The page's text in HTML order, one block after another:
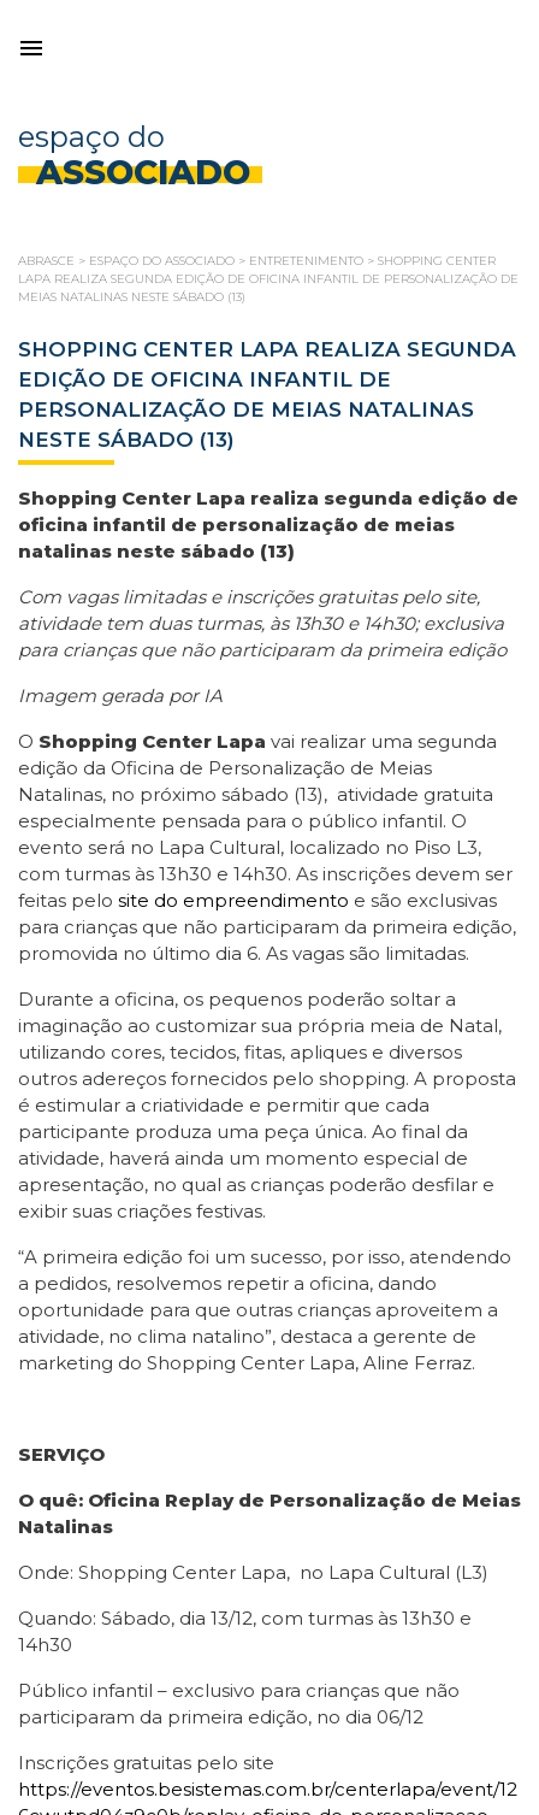
espaço do
ASSOCIADO
ABRASCE > ESPAÇO DO ASSOCIADO > ENTRETENIMENTO > SHOPPING CENTER
LAPA REALIZA SEGUNDA EDIÇÃO DE OFICINA INFANTIL DE PERSONALIZAÇÃO DE
MEIAS NATALINAS NESTE SÁBADO (13)
SHOPPING CENTER LAPA REALIZA SEGUNDA
EDIÇÃO DE OFICINA INFANTIL DE
PERSONALIZAÇÃO DE MEIAS NATALINAS
NESTE SÁBADO (13)
Shopping Center Lapa realiza segunda edição de
oficina infantil de personalização de meias
natalinas neste sábado (13)
Com vagas limitadas e inscrições gratuitas pelo site,
atividade tem duas turmas, às 13h30 e 14h30; exclusiva
para crianças que não participaram da primeira edição
Imagem gerada por IA
O Shopping Center Lapa vai realizar uma segunda
edição da Oficina de Personalização de Meias
Natalinas, no próximo sábado (13), atividade gratuita
especialmente pensada para o público infantil. O
evento será no Lapa Cultural, localizado no Piso L3,
com turmas às 13h30 e 14h30. As inscrições devem ser
feitas pelo site do empreendimento e são exclusivas
para crianças que não participaram da primeira edição,
promovida no último dia 6. As vagas são limitadas.
Durante a oficina, os pequenos poderão soltar a
imaginação ao customizar sua própria meia de Natal,
utilizando cores, tecidos, fitas, apliques e diversos
outros adereços fornecidos pelo shopping. A proposta
é estimular a criatividade e permitir que cada
participante produza uma peça única. Ao final da
atividade, haverá ainda um momento especial de
apresentação, no qual as crianças poderão desfilar e
exibir suas criações festivas.
“A primeira edição foi um sucesso, por isso, atendendo
a pedidos, resolvemos repetir a oficina, dando
oportunidade para que outras crianças aproveitem a
atividade, no clima natalino”, destaca a gerente de
marketing do Shopping Center Lapa, Aline Ferraz.
SERVIÇO
O quê: Oficina Replay de Personalização de Meias
Natalinas
Onde: Shopping Center Lapa, no Lapa Cultural (L3)
Quando: Sábado, dia 13/12, com turmas às 13h30 e
14h30
Público infantil – exclusivo para crianças que não
participaram da primeira edição, no dia 06/12
Inscrições gratuitas pelo site
https://eventos.besistemas.com.br/centerlapa/event/12